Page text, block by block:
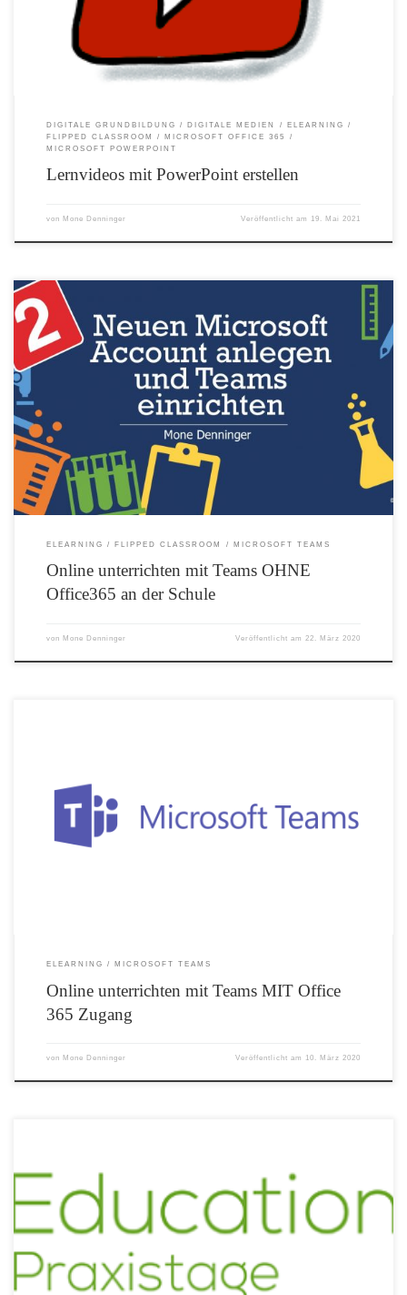
DIGITALE GRUNDBILDUNG DIGITALE MEDIEN
ELEARNING
FLIPPED CLASSROOM
MICROSOFT OFFICE 365
MICROSOFT POWERPOINT
Lernvideos mit PowerPoint erstellen
von Mone Denninger Veröffentlicht am 19. Mai 2021
Da es bei manchen Schwierigkeiten gab Teams einzurichten hier noch einmal ein
Video dazu (Stand: 22.03.2020) Sollten Sie Office 365 NICHT an der Schule zur
Verfügung haben, können Sie Teams und die meisten anderen Programme der
Office Gruppe von Microsoft trotzdem nutzen. Dieses Video zeigt ihnen wie das
geht:
ELEARNING FLIPPED CLASSROOM MICROSOFT TEAMS
Online unterrichten mit Teams OHNE
Office365 an der Schule
von Mone Denninger Veröffentlicht am22. März 2020
Zeit online unterrichten wollen oder müssen, hier ein paar (hoffentlich) hilfreiche
Links: Durchführung einer Online-Lehrveranstaltung mit Microsoft Teams (Mone
Denninger) – sehr kurz und einfach mit Office 365 Online Unterrichten mit
Microsoft Teams (Kurt Söser) – etwas umfangreicher; hier wird die kostenlose
Teams-Version verwendet Anleitung zu Fernunterricht mit Office 365 Blogartikel
ELEARNING MICROSOFT TEAMS
Online unterrichten mit Teams MIT Office
365 Zugang
von Mone Denninger Veröffentlicht am 10. März 2020
Ein paar Stichworte zu den von mir besuchten Vorträgen bei den eEducation